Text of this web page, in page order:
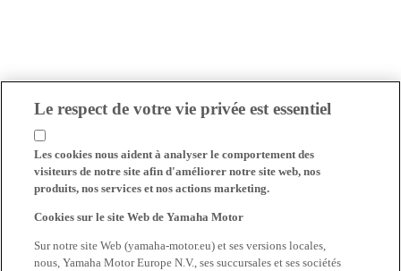
Le respect de votre vie privée est essentiel
Les cookies nous aident à analyser le comportement des
visiteurs de notre site afin d'améliorer notre site web, nos
produits, nos services et nos actions marketing.
Cookies sur le site Web de Yamaha Motor
Sur notre site Web (yamaha-motor.eu) et ses versions locales,
nous, Yamaha Motor Europe N.V., ses succursales et ses sociétés